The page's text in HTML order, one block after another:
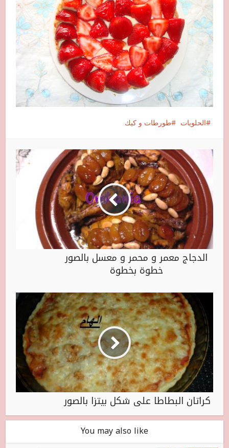
الحلويات طورطات و كيك
الدجاج معمر و محمر و معسل بالصور
خطوة بخطوة
كراتان البطاطا على شكل بيتزا بالصور
You may also like